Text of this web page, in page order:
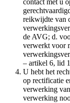
contact met u
reikwijdte van
de AVG; d.
verwerkt voor
– artikel 6, lid
U hebt het
op rectificatie
verwerking
verwerking